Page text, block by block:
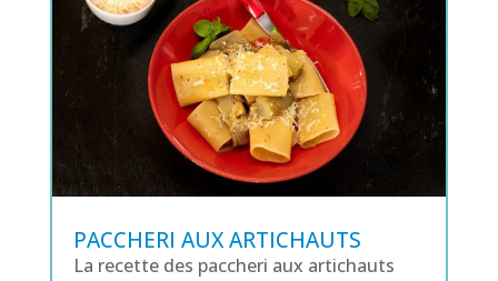
PACCHERI AUX ARTICHAUTS
La recette des paccheri aux artichauts